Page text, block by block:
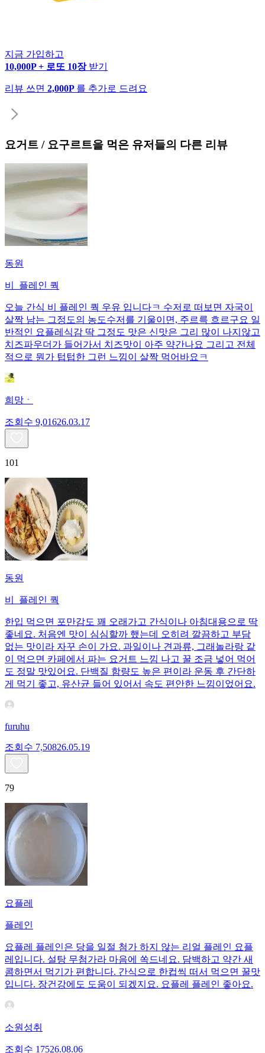
지금 가입하고
10,000P + 로또 10장 받기
리뷰 쓰면 2,000P 를 추가로 드려요
요거트 / 요구르트을 먹은 유저들의 다른 리뷰
동원
비_플레인 쿽
오늘 간식 비 플레인 쿽 우유 입니다ㅋ 수저로 떠보면 자국이
살짝 남는 그정도의 농도수저를 기울이면, 주르륵 흐르구요 일
반적인 요플레식감 딱 그정도 맛은 신맛은 그리 많이 나지않고
치즈파우더가 들어가서 치즈맛이 아주 약간나요 그리고 전체
적으로 뭔가 텁텁한 그런 느낌이 살짝 먹어바요ㅋ
희망ㆍ
조회수 9,01626.03.17
101
동원
비_플레인 쿽
한입 먹으면 포만감도 꽤 오래가고 간식이나 아침대용으로 딱
좋네요. 처음엔 맛이 심심할까 했는데 오히려 깔끔하고 부담
없는 맛이라 자꾸 손이 가요. 과일이나 견과류, 그래놀라랑 같
이 먹으면 카페에서 파는 요거트 느낌 나고 꿀 조금 넣어 먹어
도 정말 맛있어요. 단백질 함량도 높은 편이라 운동 후 간단하
게 먹기 좋고, 유산균 들어 있어서 속도 편안한 느낌이었어요.
furuhu
조회수 7,50826.05.19
79
요플레
플레인
요플레 플레인은 당을 일절 첨가 하지 않는 리얼 플레인 요플
레입니다. 설탕 무첨가라 마음에 쏙드네요. 담백하고 약간 새
콤하면서 먹기가 편합니다. 간식으로 한컵씩 떠서 먹으면 꿀맛
입니다. 장건강에도 도움이 되겠지요. 요플레 플레인 좋아요.
소원성취
조회수 17526.08.06